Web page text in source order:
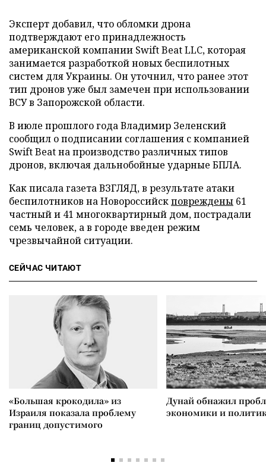
Эксперт добавил, что обломки дрона
подтверждают его принадлежность
американской компании Swift Beat LLC, которая
занимается разработкой новых беспилотных
систем для Украины. Он уточнил, что ранее этот
тип дронов уже был замечен при использовании
ВСУ в Запорожской области.
В июле прошлого года Владимир Зеленский
сообщил о подписании соглашения с компанией
Swift Beat на производство различных типов
дронов, включая дальнобойные ударные БПЛА.
Как писала газета ВЗГЛЯД, в результате атаки
беспилотников на Новороссийскповреждены 61
частный и 41 многоквартирный дом, пострадали
семь человек, а в городе введен режим
чрезвычайной ситуации.
СЕЙЧАС ЧИТАЮТ
«Большая крокодила» из
Израиля показала проблему
границ допустимого
Дунай обнажил
экономики и